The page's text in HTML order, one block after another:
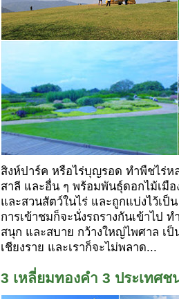
สิงห์ปาร์ค หรือไร่บุญรอด ทำพืชไร่ห
สาลี และอื่น ๆ พร้อมพันธุ์ดอกไม้เมื
และสวนสัตว์ในไร่ และถูกแบ่งไว้เป็
การเข้าชมก็จะนั่งรถรางกันเข้าไป
สนุก และสบาย กว้างใหญ่ไพศาล เ
เชียงราย และเราก็จะไม่พลาด...
3 เหลี่ยมทองคำ 3 ประเทศ